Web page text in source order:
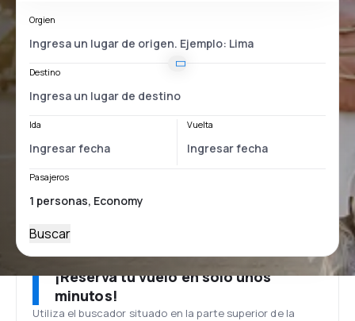
Orgien
Destino
Ida Vuelta
Pasajeros
Buscar
¡Reserva tu vuelo en solo unos
minutos!
Utiliza el buscador situado en la parte superior de la